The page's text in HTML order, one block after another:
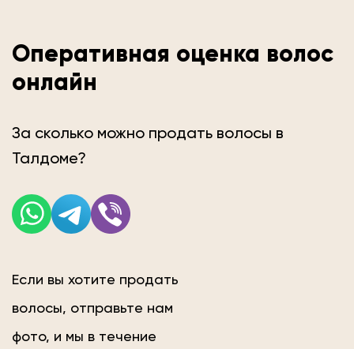
Оперативная оценка волос
онлайн
За сколько можно продать волосы в
Талдоме?
Если вы хотите продать
волосы, отправьте нам
фото, и мы в течение